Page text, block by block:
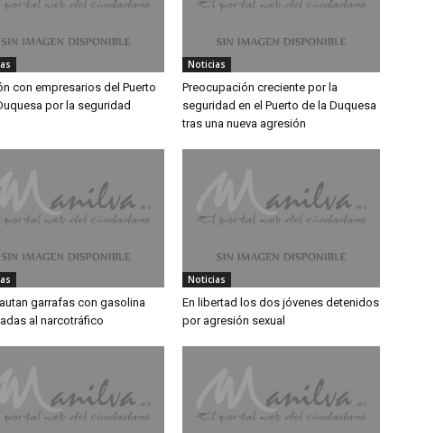
con empresarios del Puerto
por la seguridad
Noticias
Preocupación creciente por la
seguridad en el Puerto de la Duquesa
tras una nueva agresión
garrafas con gasolina
al narcotráfico
Noticias
En libertad los dos jóvenes detenidos
por agresión sexual